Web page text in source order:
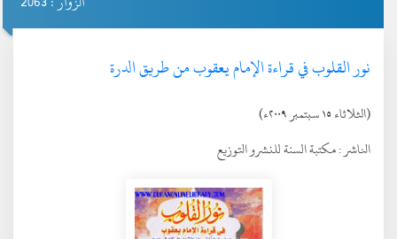
نور القلوب في قراءة الإمام يعقوب من طريق الدرة
(الثلاثاء ١٥ سبتمبر ٢٠٠٩ء)
الناشر :مكتبة السنة للنشرو التوزيع